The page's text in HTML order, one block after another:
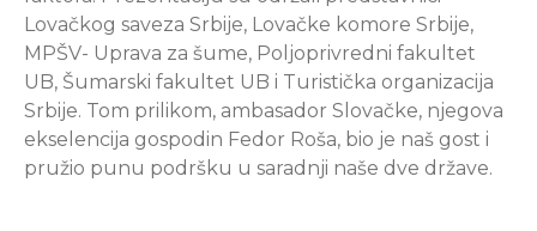
Lovačkog saveza Srbije, Lovačke komore Srbije,
MPŠV- Uprava za šume, Poljoprivredni fakultet
UB, Šumarski fakultet UB i Turistička organizacija
Srbije. Tom prilikom, ambasador Slovačke, njegova
ekselencija gospodin Fedor Roša, bio je naš gost i
pružio punu podršku u saradnji naše dve države.